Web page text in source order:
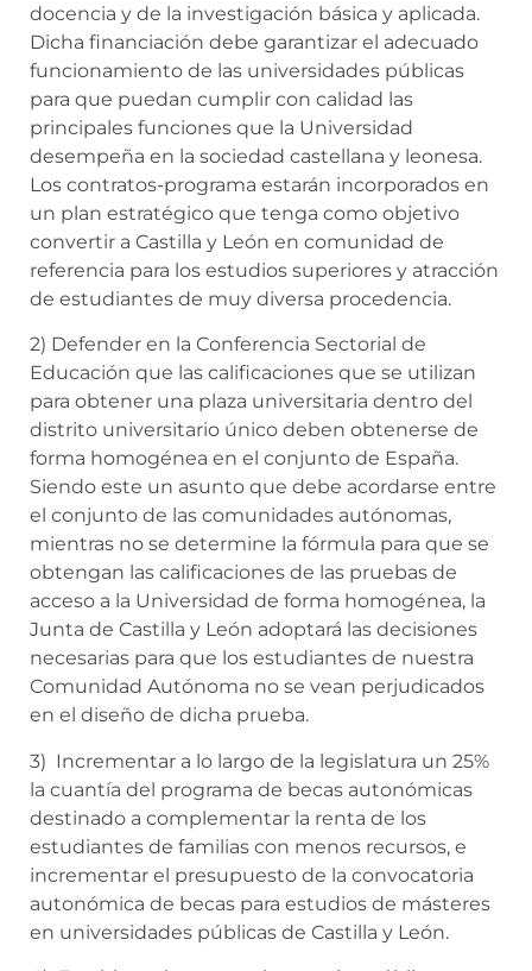
docencia y de la investigación básica y aplicada.
Dicha financiación debe garantizar el adecuado
funcionamiento de las universidades públicas
para que puedan cumplir con calidad las
principales funciones que la Universidad
desempeña en la sociedad castellana y leonesa.
Los contratos-programa estarán incorporados en
un plan estratégico que tenga como objetivo
convertir a Castilla y León en comunidad de
referencia para los estudios superiores y atracción
de estudiantes de muy diversa procedencia.
2) Defender en la Conferencia Sectorial de
Educación que las calificaciones que se utilizan
para obtener una plaza universitaria dentro del
distrito universitario único deben obtenerse de
forma homogénea en el conjunto de España.
Siendo este un asunto que debe acordarse entre
el conjunto de las comunidades autónomas,
mientras no se determine la fórmula para que se
obtengan las calificaciones de las pruebas de
acceso a la Universidad de forma homogénea, la
Junta de Castilla y León adoptará las decisiones
necesarias para que los estudiantes de nuestra
Comunidad Autónoma no se vean perjudicados
en el diseño de dicha prueba.
3) Incrementar a lo largo de la legislatura un 25%
la cuantía del programa de becas autonómicas
destinado a complementar la renta de los
estudiantes de familias con menos recursos, e
incrementar el presupuesto de la convocatoria
autonómica de becas para estudios de másteres
en universidades públicas de Castilla y León.